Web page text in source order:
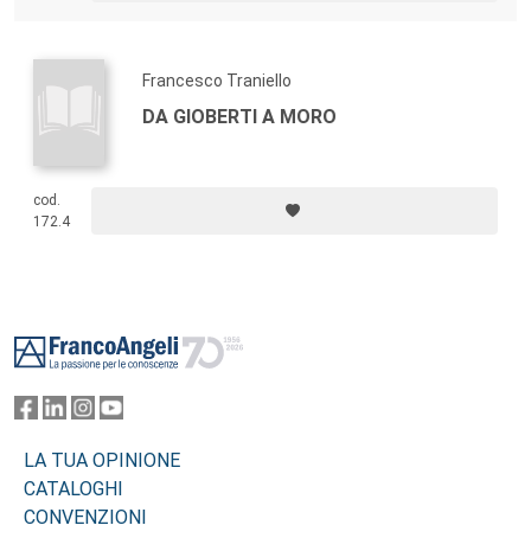
Francesco Traniello
DA GIOBERTI A MORO
cod.
172.4
LA TUA OPINIONE
CATALOGHI
CONVENZIONI